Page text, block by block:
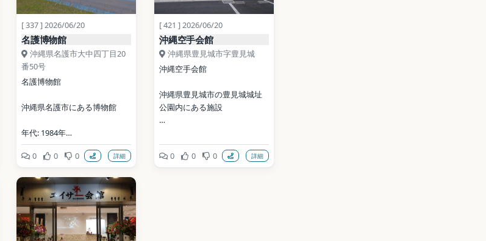
[ 337 ] 2026/06/20
名護博物館
沖縄県名護市大中四丁目20
番50号
名護博物館
沖縄県名護市にある博物館
年代: 1984年
公式サイト:
http://www.city.nago.okinawa
.jp/5/4290.html
写真: Bérangère444 / CC BY-SA
4.0（Wikimedia Commons）
0 0 0 詳細
[ 421 ] 2026/06/20
沖縄空手会館
沖縄県豊見城市字豊見城
沖縄空手会館
沖縄県豊見城市の豊見城城址
公園内にある施設
https://karatekaikan.jp/
写真: Kugel~commonswiki /
0 0 0 詳細